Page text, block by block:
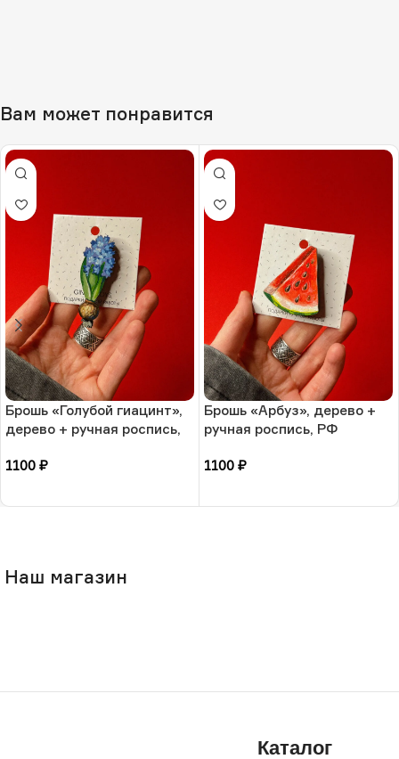
Вам может понравится
Брошь «Голубой гиацинт»,
дерево + ручная роспись,
1100 ₽
Брошь «Арбуз», дерево +
ручная роспись, РФ
1100 ₽
Наш магазин
Каталог